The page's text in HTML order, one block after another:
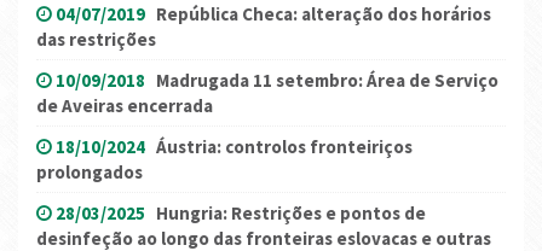
04/07/2019 República Checa: alteração dos horários
das restrições
10/09/2018 Madrugada 11 setembro: Área de Serviço
de Aveiras encerrada
18/10/2024 Áustria: controlos fronteiriços
prolongados
28/03/2025 Hungria: Restrições e pontos de
desinfeção ao longo das fronteiras eslovacas e outras